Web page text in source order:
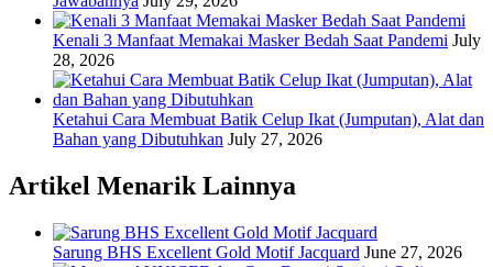
Kenali 3 Manfaat Memakai Masker Bedah Saat Pandemi July
28, 2026
Ketahui Cara Membuat Batik Celup Ikat (Jumputan), Alat dan
Bahan yang Dibutuhkan July 27, 2026
Artikel Menarik Lainnya
Sarung BHS Excellent Gold Motif Jacquard June 27, 2026